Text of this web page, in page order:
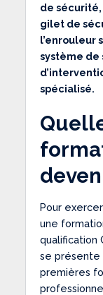
de
gilet de
l’enrouleur
système de
spécialisé.
Pour
une
qualification
se présente
premières